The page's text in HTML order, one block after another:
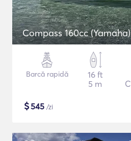
Compass 160cc (Yamaha)
Barcă rapidă
16 ft
5 m
$545 /zi